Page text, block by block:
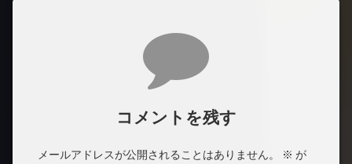
コメントを残す
メールアドレスが公開されることはありません。 ※ が